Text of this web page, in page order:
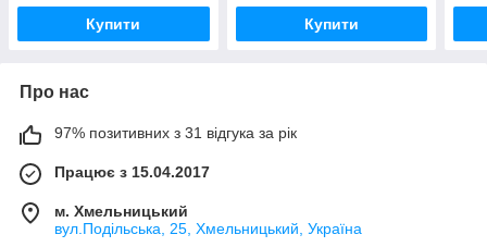
Купити Купити
Про нас
97% позитивних з 31 відгука за рік
Працює з 15.04.2017
м. Хмельницький
вул.Подільська, 25, Хмельницький, Україна